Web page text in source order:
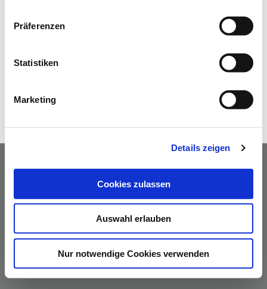
Präferenzen
Statistiken
Marketing
Details zeigen
Cookies zulassen
Auswahl erlauben
Nur notwendige Cookies verwenden
Datenschutzerklärung | Impressum
© Hako GmbH - Alle Rechte vorbehalten